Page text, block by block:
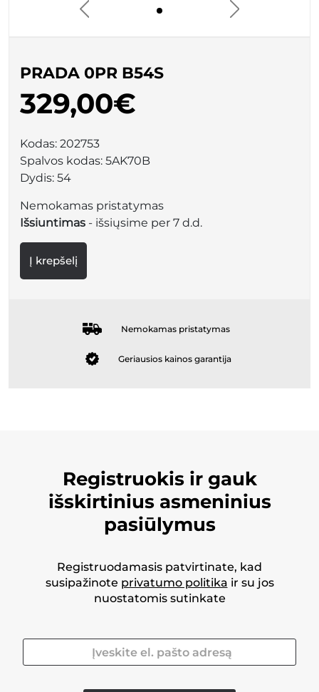
PRADA 0PR B54S
329,00€
Kodas: 202753
Spalvos kodas: 5AK70B
Dydis: 54
Nemokamas pristatymas
Išsiuntimas - išsiųsime per 7 d.d.
Į krepšelį
Nemokamas pristatymas
Geriausios kainos garantija
Registruokis ir gauk
išskirtinius asmeninius
pasiūlymus
Registruodamasis patvirtinate, kad
susipažinote privatumo politika ir su jos
nuostatomis sutinkate